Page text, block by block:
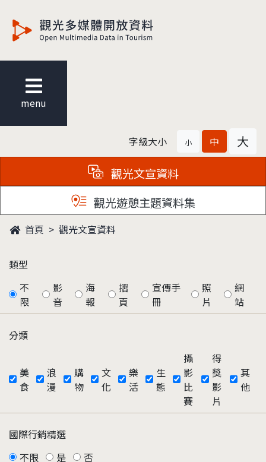
menu
字級大小 小 中 大
觀光文宣資料
觀光遊憩主題資料集
首頁 觀光文宣資料
類型
不
限
影
音
海
報
摺
頁
宣傳手
冊
照
片
網
站
分類
美
食
浪
漫
購
物
文
化
樂
活
生
態
攝
影
比
賽
得
獎
影
片
其
他
國際行銷精選
不限
是 否